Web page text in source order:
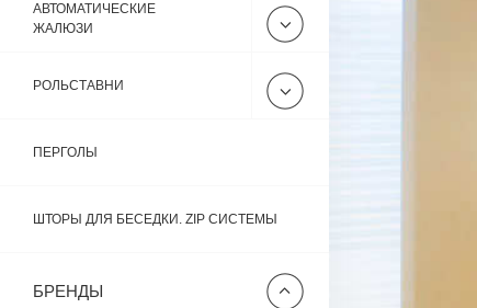
АВТОМАТИЧЕСКИЕ
ЖАЛЮЗИ
РОЛЬСТАВНИ
ПЕРГОЛЫ
ШТОРЫ ДЛЯ БЕСЕДКИ. ZIP СИСТЕМЫ
БРЕНДЫ